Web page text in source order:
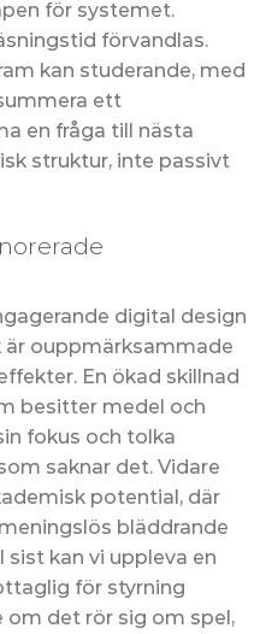
för systemet.
förvandlas.
kan studerande, med
ett
en fråga till nästa
struktur, inte passivt
digital design
ouppmärksammade
En ökad skillnad
besitter medel och
fokus och tolka
saknar det. Vidare
potential, där
bläddrande
kan vi uppleva en
för styrning
om det rör sig om spel,